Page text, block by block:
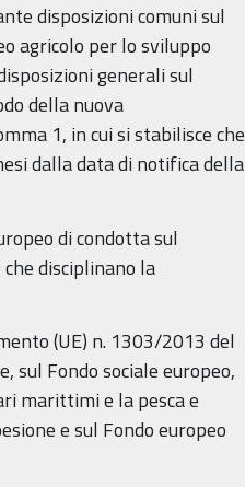
disposizioni comuni sul
agricolo per lo sviluppo
generali sul
della nuova
1, in cui si stabilisce che
dalla data di notifica della
di condotta sul
disciplinano la
(UE) n. 1303/2013 del
sul Fondo sociale europeo,
marittimi e la pesca e
e sul Fondo europeo